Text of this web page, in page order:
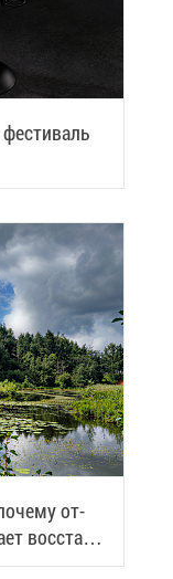
от­
вос­ста­но­